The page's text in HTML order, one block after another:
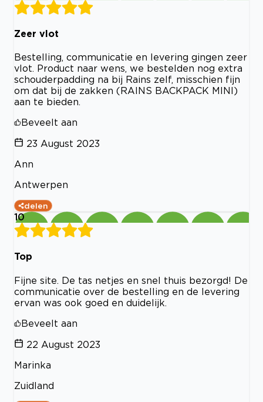
Zeer vlot
Bestelling, communicatie en levering gingen zeer
vlot. Product naar wens, we bestelden nog extra
schouderpadding na bij Rains zelf, misschien fijn
om dat bij de zakken (RAINS BACKPACK MINI)
aan te bieden.
Beveelt aan
23 August 2023
Ann
Antwerpen
delen
10
Top
Fijne site. De tas netjes en snel thuis bezorgd! De
communicatie over de bestelling en de levering
ervan was ook goed en duidelijk.
Beveelt aan
22 August 2023
Marinka
Zuidland